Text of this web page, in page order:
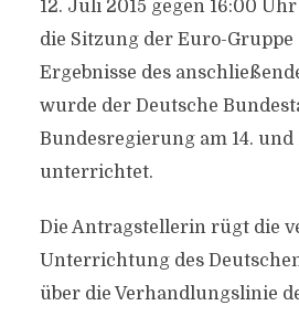
12. Juli 2015 gegen 16:00
die Sitzung der Euro-Gruppe
Ergebnisse des
wurde der Deutsche
Bundesregierung am 14. und
unterrichtet.
Die Antragstellerin rügt die
Unterrichtung des
über die Verhandlungslinie